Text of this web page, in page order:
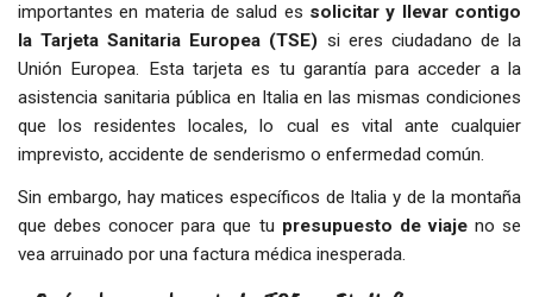
importantes en materia de salud es solicitar y llevar contigo
la Tarjeta Sanitaria Europea (TSE) si eres ciudadano de la
Unión Europea. Esta tarjeta es tu garantía para acceder a la
asistencia sanitaria pública en Italia en las mismas condiciones
que los residentes locales, lo cual es vital ante cualquier
imprevisto, accidente de senderismo o enfermedad común.
Sin embargo, hay matices específicos de Italia y de la montaña
que debes conocer para que tu presupuesto de viajeno se
vea arruinado por una factura médica inesperada.